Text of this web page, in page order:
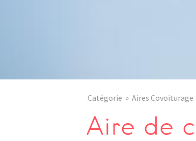
Catégorie Aires Covoiturage
Aire de